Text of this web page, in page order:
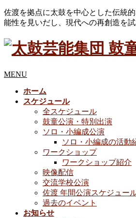
佐渡を拠点に太鼓を中心とした伝統
能性を見いだし、現代への再創造を試
MENU
ホーム
スケジュール
全スケジュール
鼓童公演・特別出演
ソロ・小編成公演
ソロ・小編成の活動
ワークショップ
ワークショップ紹介
映像配信
交流学校公演
佐渡 年間公演スケジュー
過去のイベント
お知らせ